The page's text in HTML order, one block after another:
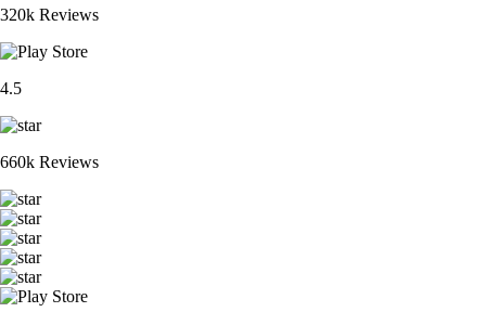
320k Reviews
4.5
660k Reviews